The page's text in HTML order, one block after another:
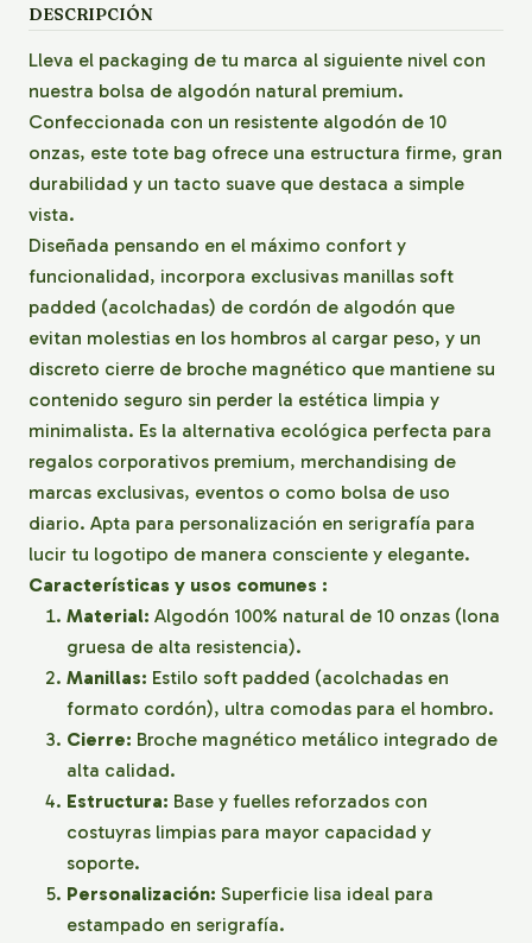
DESCRIPCIÓN
Lleva el packaging de tu marca al siguiente nivel con
nuestra bolsa de algodón natural premium.
Confeccionada con un resistente algodón de 10
onzas, este tote bag ofrece una estructura firme, gran
durabilidad y un tacto suave que destaca a simple
vista.
Diseñada pensando en el máximo confort y
funcionalidad, incorpora exclusivas manillas soft
padded (acolchadas) de cordón de algodón que
evitan molestias en los hombros al cargar peso, y un
discreto cierre de broche magnético que mantiene su
contenido seguro sin perder la estética limpia y
minimalista. Es la alternativa ecológica perfecta para
regalos corporativos premium, merchandising de
marcas exclusivas, eventos o como bolsa de uso
diario. Apta para personalización en serigrafía para
lucir tu logotipo de manera consciente y elegante.
Características y usos comunes :
Material: Algodón 100% natural de 10 onzas (lona
gruesa de alta resistencia).
Manillas: Estilo soft padded (acolchadas en
formato cordón), ultra comodas para el hombro.
Cierre: Broche magnético metálico integrado de
alta calidad.
Estructura: Base y fuelles reforzados con
costuyras limpias para mayor capacidad y
soporte.
Personalización: Superficie lisa ideal para
estampado en serigrafía.